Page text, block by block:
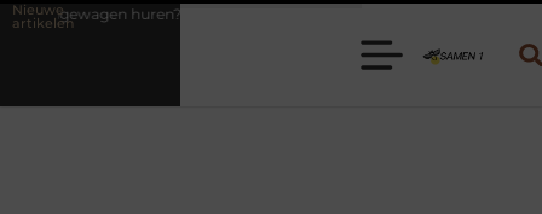
Nieuwe
artikelen
Kies de juiste aanhanger voor jouw klus